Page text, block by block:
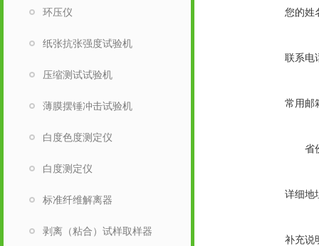
您的姓
联系电
常用邮
省
详细地
补充说
环压仪
纸张抗张强度试验机
压缩测试试验机
薄膜摆锤冲击试验机
白度色度测定仪
白度测定仪
标准纤维解离器
剥离（粘合）试样取样器